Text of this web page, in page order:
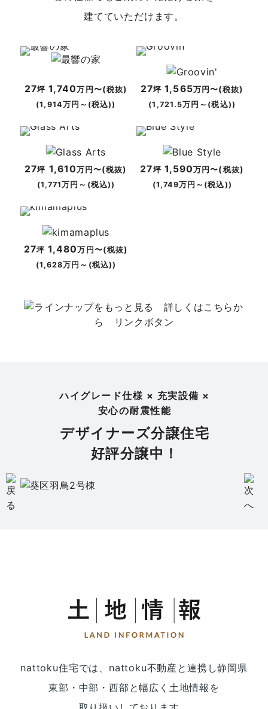
建てていただけます。
27坪1,740万円〜(税抜)
(1,914万円～(税込))
27坪 1,565万円〜(税抜)
(1,721.5万円～(税込))
27坪 1,610万円〜(税抜)
(1,771万円～(税込))
27坪1,590万円〜(税抜)
(1,749万円～(税込))
27坪1,480万円〜(税抜)
(1,628万円～(税込))
ハイグレード仕様 × 充実設備 ×
安心の耐震性能
デザイナーズ分譲住宅
好評分譲中！